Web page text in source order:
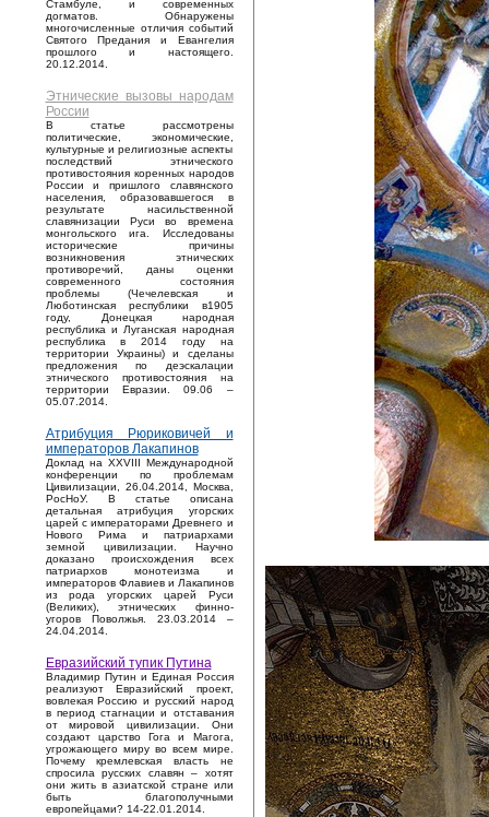
Стамбуле, и современных
догматов. Обнаружены
многочисленные отличия событий
Святого Предания и Евангелия
прошлого и настоящего.
20.12.2014.
Этнические вызовы народам
России
В статье рассмотрены
политические, экономические,
культурные и религиозные аспекты
последствий этнического
противостояния коренных народов
России и пришлого славянского
населения, образовавшегося в
результате насильственной
славянизации Руси во времена
монгольского ига. Исследованы
исторические причины
возникновения этнических
противоречий, даны оценки
современного состояния
проблемы (Чечелевская и
Люботинская республики в1905
году, Донецкая народная
республика и Луганская народная
республика в 2014 году на
территории Украины) и сделаны
предложения по деэскалации
этнического противостояния на
территории Евразии. 09.06 –
05.07.2014.
Атрибуция Рюриковичей и
императоров Лакапинов
Доклад на XXVIII Международной
конференции по проблемам
Цивилизации, 26.04.2014, Москва,
РосНоУ. В статье описана
детальная атрибуция угорских
царей с императорами Древнего и
Нового Рима и патриархами
земной цивилизации. Научно
доказано происхождения всех
патриархов монотеизма и
императоров Флавиев и Лакапинов
из рода угорских царей Руси
(Великих), этнических финно-
угоров Поволжья. 23.03.2014 –
24.04.2014.
Евразийский тупик Путина
Владимир Путин и Единая Россия
реализуют Евразийский проект,
вовлекая Россию и русский народ
в период стагнации и отставания
от мировой цивилизации. Они
создают царство Гога и Магога,
угрожающего миру во всем мире.
Почему кремлевская власть не
спросила русских славян – хотят
они жить в азиатской стране или
быть благополучными
европейцами? 14-22.01.2014.